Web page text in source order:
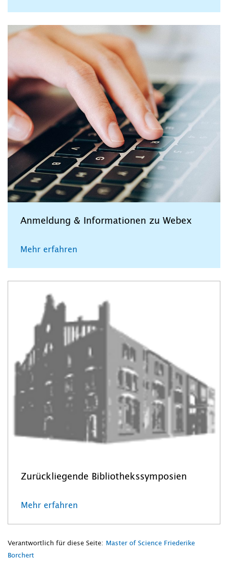
Anmeldung & Informationen zu Webex
Mehr erfahren
Zurückliegende Bibliothekssymposien
Mehr erfahren
Verantwortlich für diese Seite:
Master of Science Friederike
Borchert